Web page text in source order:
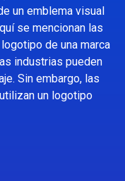
un emblema visual
se mencionan las
de una marca
industrias pueden
Sin embargo, las
un logotipo